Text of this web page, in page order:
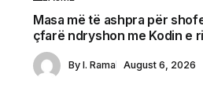
Masa më të ashpra për
çfarë ndryshon me Kodin e
By I. Rama August 6, 2026